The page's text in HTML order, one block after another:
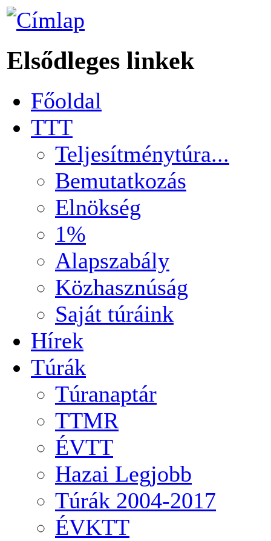
Elsődleges linkek
Főoldal
TTT
Teljesítménytúra...
Bemutatkozás
Elnökség
1%
Alapszabály
Közhasznúság
Saját túráink
Hírek
Túrák
Túranaptár
TTMR
ÉVTT
Hazai Legjobb
Túrák 2004-2017
ÉVKTT